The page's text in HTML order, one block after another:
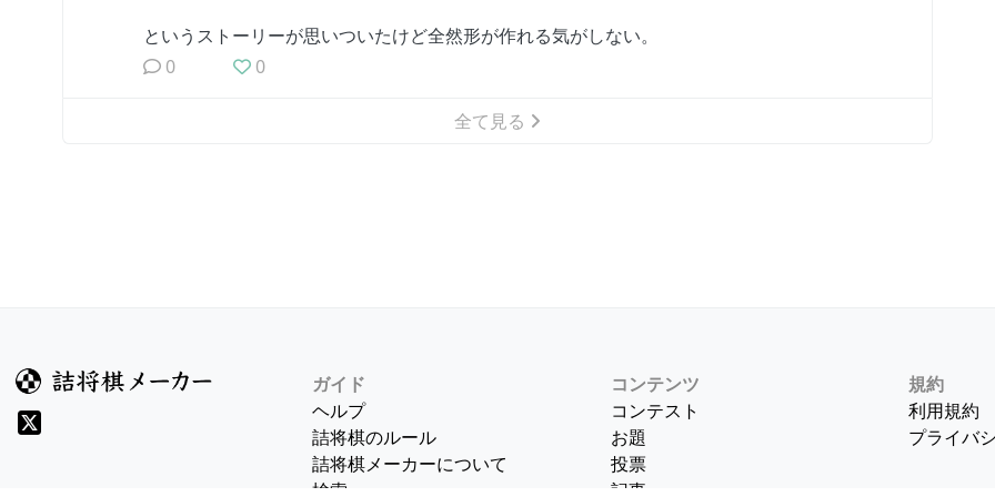
というストーリーが思いついたけど全然形が作れる気がしない。
0
0
全て見る
ガイド
ヘルプ
詰将棋のルール
詰将棋メーカーについて
検索
コンテンツ
コンテスト
お題
投票
記事
規約
利用規約
プライバ